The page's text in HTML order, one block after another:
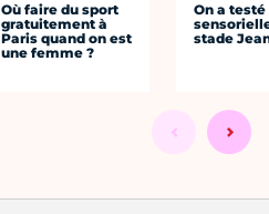
Où faire du sport
gratuitement à
Paris quand on est
une femme ?
On a
stade